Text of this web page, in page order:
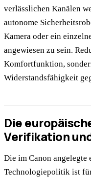
verlässlichen Kanälen
autonome
Kamera oder ein
angewiesen zu sein.
Komfortfunktion,
Widerstandsfähigkeit
Die
Verifikation
Die im Canon angelegte
Technologiepolitik ist